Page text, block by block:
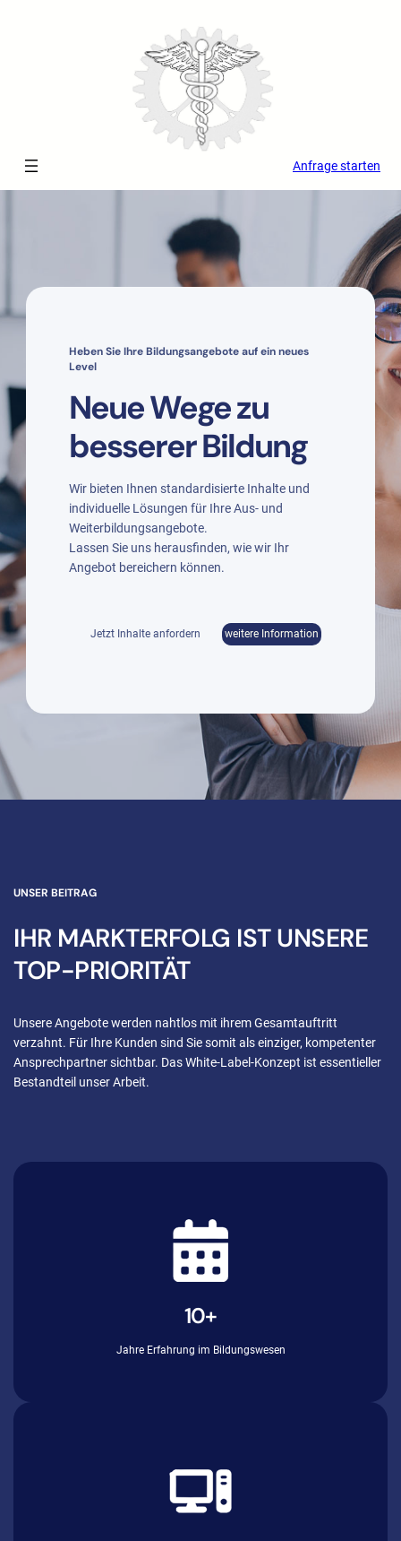
Anfrage starten
Heben Sie Ihre Bildungsangebote auf ein neues
Level
Neue Wege zu
besserer Bildung
Wir bieten Ihnen standardisierte Inhalte und
individuelle Lösungen für Ihre Aus- und
Weiterbildungsangebote.
Lassen Sie uns herausfinden, wie wir Ihr
Angebot bereichern können.
Jetzt Inhalte anfordern weitere Information
UNSER BEITRAG
IHR MARKTERFOLG IST UNSERE
TOP-PRIORITÄT
Unsere Angebote werden nahtlos mit ihrem Gesamtauftritt
verzahnt. Für Ihre Kunden sind Sie somit als einziger, kompetenter
Ansprechpartner sichtbar. Das White-Label-Konzept ist essentieller
Bestandteil unser Arbeit.
10+
Jahre Erfahrung im Bildungswesen